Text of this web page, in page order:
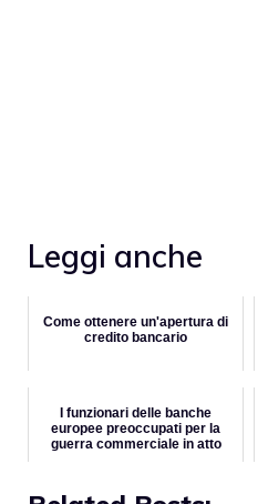
Leggi anche
Come ottenere un'apertura di
credito bancario
I funzionari delle banche
europee preoccupati per la
guerra commerciale in atto